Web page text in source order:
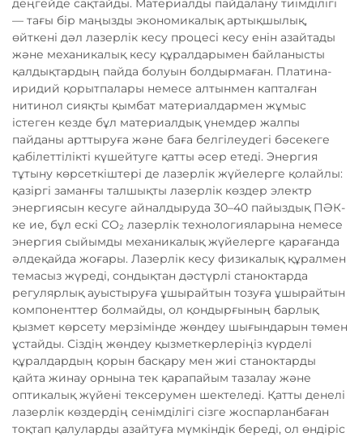
деңгейде сақтайды. Материалды пайдалану тиімділігі
— тағы бір маңызды экономикалық артықшылық,
өйткені дәл лазерлік кесу процесі кесу енін азайтады
және механикалық кесу құралдарымен байланысты
қалдықтардың пайда болуын болдырмаған. Платина-
иридий қорытпалары немесе алтынмен капталған
нитинол сияқты қымбат материалдармен жұмыс
істеген кезде бұл материалдық үнемдер жалпы
пайданы арттыруға және баға белгілеудегі бәсекеге
қабілеттілікті күшейтуге қатты әсер етеді. Энергия
тұтыну көрсеткіштері де лазерлік жүйелерге қолайлы:
қазіргі заманғы талшықты лазерлік көздер электр
энергиясын кесуге айналдыруда 30–40 пайыздық ПӘК-
ке ие, бұл ескі CO₂ лазерлік технологияларына немесе
энергия сыйымды механикалық жүйелерге қарағанда
әлдеқайда жоғары. Лазерлік кесу физикалық құралмен
темасыз жүреді, сондықтан дәстүрлі станоктарда
регулярлық ауыстыруға ұшырайтын тозуға ұшырайтын
компоненттер болмайды, ол қондырғының барлық
қызмет көрсету мерзімінде жөндеу шығындарын төмен
ұстайды. Сіздің жөндеу қызметкерлеріңіз күрделі
құралдардың қорын басқару мен жиі станоктарды
қайта жинау орнына тек қарапайым тазалау және
оптикалық жүйені тексерумен шектеледі. Қатты денелі
лазерлік көздердің сенімділігі сізге жоспарланбаған
тоқтап қалуларды азайтуға мүмкіндік береді, ол өндіріс